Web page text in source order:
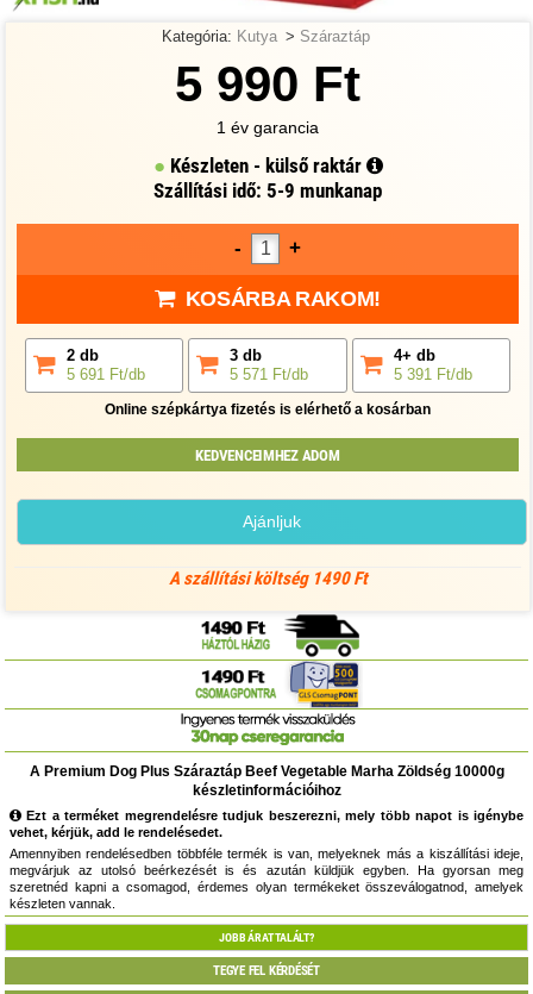
Kategória: Kutya > Száraztáp
5 990 Ft
1 év garancia
Készleten - külső raktár
Szállítási idő: 5-9 munkanap
- +
KOSÁRBA RAKOM!
2 db
5 691 Ft/db
3 db
5 571 Ft/db
4+ db
5 391 Ft/db
Online szépkártya fizetés is elérhető a kosárban
KEDVENCEIMHEZ ADOM
Ajánljuk
A szállítási költség 1490 Ft
A Premium Dog Plus Száraztáp Beef Vegetable Marha Zöldség 10000g
készletinformációihoz
Ezt a terméket megrendelésre tudjuk beszerezni, mely több napot is igénybe
vehet, kérjük, add le rendelésedet.
Amennyiben rendelésedben többféle termék is van, melyeknek más a kiszállítási ideje,
megvárjuk az utolsó beérkezését is és azután küldjük egyben. Ha gyorsan meg
szeretnéd kapni a csomagod, érdemes olyan termékeket összeválogatnod, amelyek
készleten vannak.
JOBB ÁRAT TALÁLT?
TEGYE FEL KÉRDÉSÉT